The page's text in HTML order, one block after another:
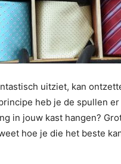
uitziet, kan
heb je de spullen
in jouw kast hangen?
hoe je die het beste